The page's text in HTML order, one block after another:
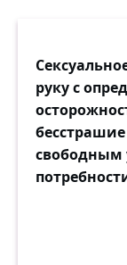
руку с
свободным